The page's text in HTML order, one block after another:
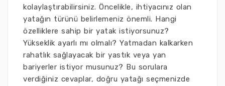
kolaylaştırabilirsiniz. Öncelikle, ihtiyacınız olan
yatağın türünü belirlemeniz önemli. Hangi
özelliklere sahip bir yatak istiyorsunuz?
Yükseklik ayarlı mı olmalı? Yatmadan kalkarken
rahatlık sağlayacak bir yastık veya yan
bariyerler istiyor musunuz? Bu sorulara
verdiğiniz cevaplar, doğru yatağı seçmenizde